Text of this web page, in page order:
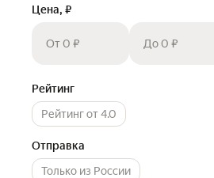
Цена, ₽
От 0 ₽ До 0 ₽
Рейтинг
Рейтинг от 4.0
Отправка
Только из России